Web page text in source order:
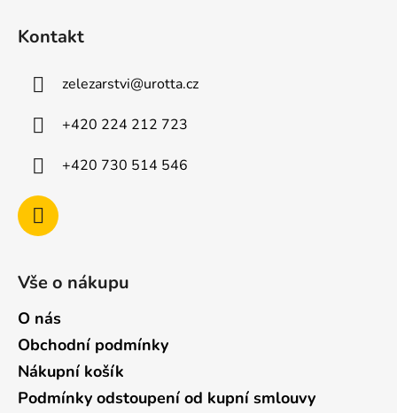
Kontakt
zelezarstvi@urotta.cz
+420 224 212 723
+420 730 514 546
Vše o nákupu
O nás
Obchodní podmínky
Nákupní košík
Podmínky odstoupení od kupní smlouvy